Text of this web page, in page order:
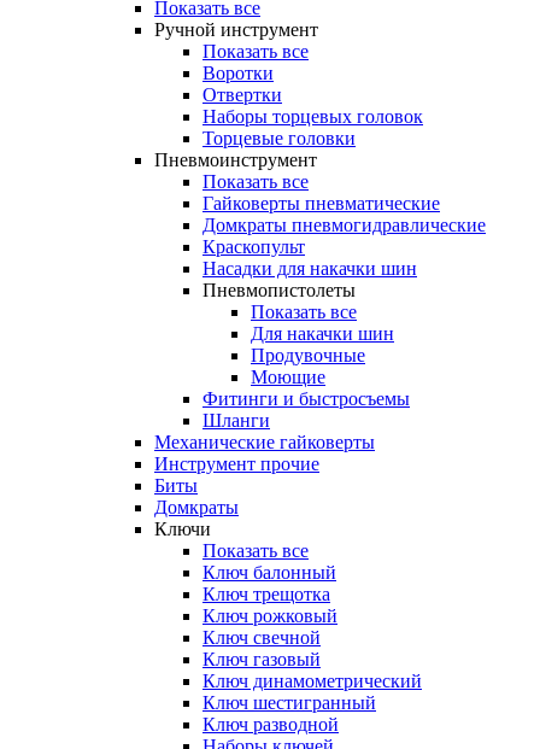
Показать все
Ручной инструмент
Показать все
Воротки
Отвертки
Наборы торцевых головок
Торцевые головки
Пневмоинструмент
Показать все
Гайковерты пневматические
Домкраты пневмогидравлические
Краскопульт
Насадки для накачки шин
Пневмопистолеты
Показать все
Для накачки шин
Продувочные
Моющие
Фитинги и быстросъемы
Шланги
Механические гайковерты
Инструмент прочиe
Биты
Домкраты
Ключи
Показать все
Ключ балонный
Ключ трещотка
Ключ рожковый
Ключ свечной
Ключ газовый
Ключ динамометрический
Ключ шестигранный
Ключ разводной